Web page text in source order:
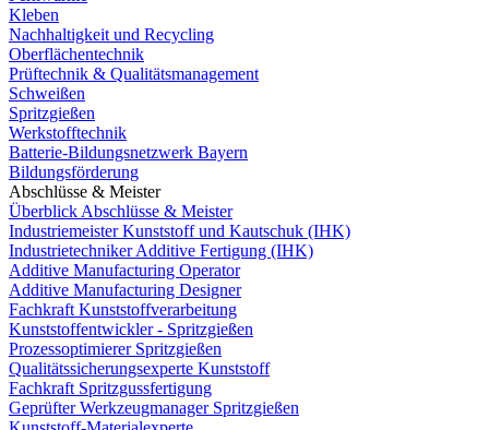
Kleben
Nachhaltigkeit und Recycling
Oberflächentechnik
Prüftechnik & Qualitätsmanagement
Schweißen
Spritzgießen
Werkstofftechnik
Batterie-Bildungsnetzwerk Bayern
Bildungsförderung
Abschlüsse & Meister
Überblick Abschlüsse & Meister
Industriemeister Kunststoff und Kautschuk (IHK)
Industrietechniker Additive Fertigung (IHK)
Additive Manufacturing Operator
Additive Manufacturing Designer
Fachkraft Kunststoffverarbeitung
Kunststoffentwickler - Spritzgießen
Prozessoptimierer Spritzgießen
Qualitätssicherungsexperte Kunststoff
Fachkraft Spritzgussfertigung
Geprüfter Werkzeugmanager Spritzgießen